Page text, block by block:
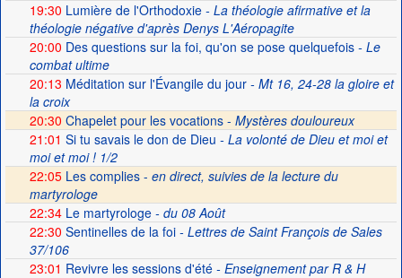
19:30 Lumière de l'Orthodoxie- La théologie afirmative et la
théologie négative d'après Denys L'Aéropagite
20:00 Des questions sur la foi, qu'on se pose quelquefois- Le
combat ultime
20:13 Méditation sur l'Évangile du jour- Mt 16, 24-28 la gloire et
la croix
20:30 Chapelet pour les vocations - Mystères douloureux
21:01 Si tu savais le don de Dieu - La volonté de Dieu et moi et
moi et moi ! 1/2
22:05Les complies - en direct, suivies de la lecture du
martyrologe
22:34Le martyrologe- du 08 Août
22:30 Sentinelles de la foi- Lettres de Saint François de Sales
37/106
23:01 Revivre les sessions d'été- Enseignement par R & H